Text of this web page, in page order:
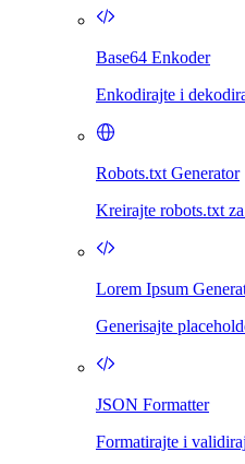
Base64 Enkoder
Enkodirajte i
Robots.txt Generator
Kreirajte robots.txt
Lorem Ipsum
Generisajte
JSON Formatter
Formatirajte i